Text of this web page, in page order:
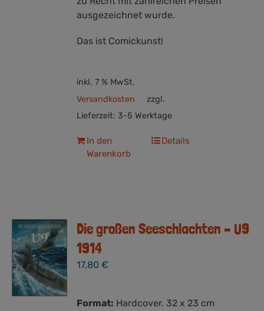
ausgezeichnet wurde.
Das ist Comickunst!
inkl. 7 % MwSt.
zzgl.
Versandkosten
Lieferzeit: 3-5 Werktage
In den
Warenkorb
Details
Die großen Seeschlachten – U9
1914
17,80€
Format: Hardcover. 32 x 23 cm